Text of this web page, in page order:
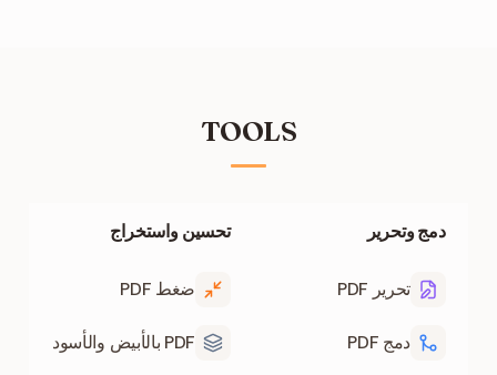
TOOLS
دمج وتحرير
تحرير PDF
دمج PDF
تحسين واستخراج
ضغط PDF
PDF بالأبيض والأسود